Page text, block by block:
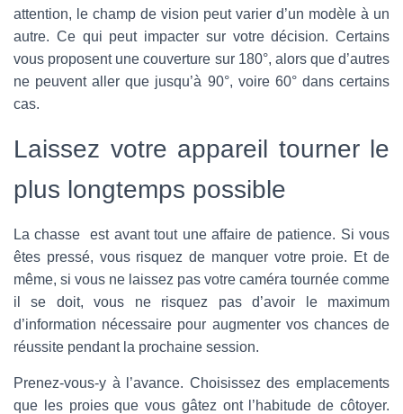
attention, le champ de vision peut varier d’un modèle à un
autre. Ce qui peut impacter sur votre décision. Certains
vous proposent une couverture sur 180°, alors que d’autres
ne peuvent aller que jusqu’à 90°, voire 60° dans certains
cas.
Laissez votre appareil tourner le
plus longtemps possible
La chasse est avant tout une affaire de patience. Si vous
êtes pressé, vous risquez de manquer votre proie. Et de
même, si vous ne laissez pas votre caméra tournée comme
il se doit, vous ne risquez pas d’avoir le maximum
d’information nécessaire pour augmenter vos chances de
réussite pendant la prochaine session.
Prenez-vous-y à l’avance. Choisissez des emplacements
que les proies que vous gâtez ont l’habitude de côtoyer.